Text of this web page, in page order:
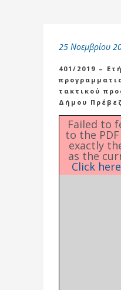
25 Νοεμβρίου
401/2019 –
τακτικού
Δήμου
Failed to
to the
exactly
as the
Click